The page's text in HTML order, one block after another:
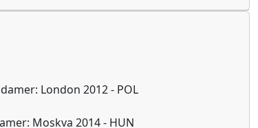
London 2012 - POL
Moskva 2014 - HUN